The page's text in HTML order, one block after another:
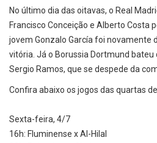
No último dia das oitavas, o Real
Francisco Conceição e Alberto Costa
jovem Gonzalo García foi novamente
vitória. Já o Borussia Dortmund bateu
Sergio Ramos, que se despede da
Confira abaixo os jogos das quartas
Sexta-feira, 4/7
16h: Fluminense x Al-Hilal